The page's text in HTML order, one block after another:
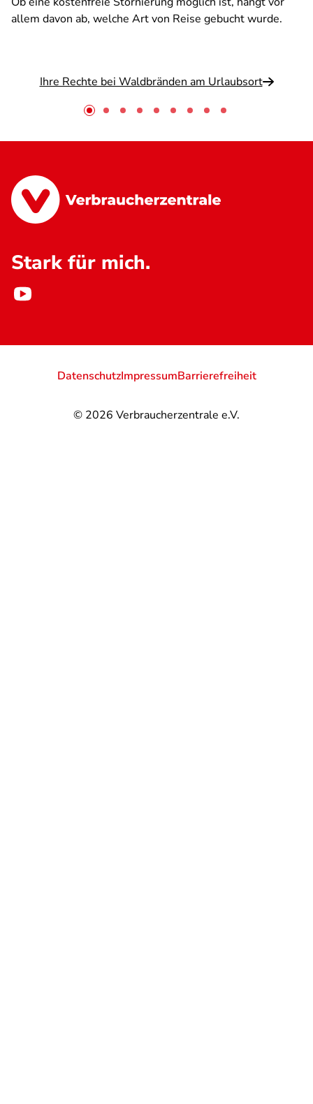
allem davon ab, welche Art von Reise gebucht wurde.
Ihre Rechte bei Waldbränden am Urlaubsort
Stark für mich.
© 2026 Verbraucherzentrale e.V.
DatenschutzImpressumBarrierefreiheit